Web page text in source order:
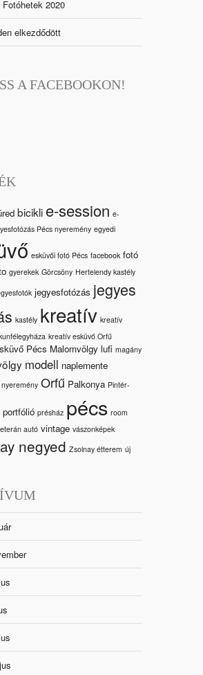
2020
elkezdődött
A FACEBOOKON!
bicikli e-session e-
Pécs nyeremény egyedi
esküvői fotó Pécs facebook fotó
gyerekek Görcsöny Hertelendy kastély
jegyesfotózás jegyes
kastély kreatív kreatív
kreatív esküvő Orfű
Pécs Malomvölgy lufi magány
modell naplemente
nyeremény Orfű Palkonya Pintér-
portfólió présház pécs room
autó vintage vászonképek
negyed Zsolnay étterem új